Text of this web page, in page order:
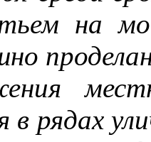
на
в рядах